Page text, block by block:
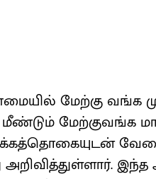
மேற்கு வங்க
மேற்​கு​வங்க
அறி​வித்​துள்​ளார்.